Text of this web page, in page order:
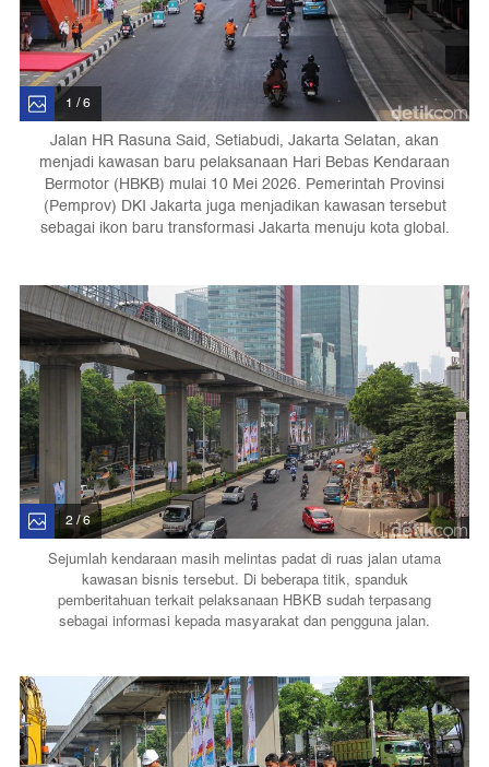
1 / 6
Jalan HR Rasuna Said, Setiabudi, Jakarta Selatan, akan
menjadi kawasan baru pelaksanaan Hari Bebas Kendaraan
Bermotor (HBKB) mulai 10 Mei 2026. Pemerintah Provinsi
(Pemprov) DKI Jakarta juga menjadikan kawasan tersebut
sebagai ikon baru transformasi Jakarta menuju kota global.
2 / 6
Sejumlah kendaraan masih melintas padat di ruas jalan utama
kawasan bisnis tersebut. Di beberapa titik, spanduk
pemberitahuan terkait pelaksanaan HBKB sudah terpasang
sebagai informasi kepada masyarakat dan pengguna jalan.